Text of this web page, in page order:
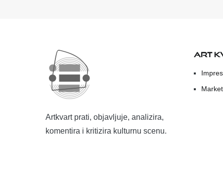
Artkvart prati, objavljuje, analizira,
komentira i kritizira kulturnu scenu.
ART